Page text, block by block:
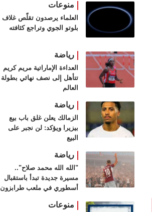
منوعات
العلماء يرصدون تقلّص غلاف
بلوتو الجوي وتراجع كثافته
رياضة
العداءة الإماراتية مريم كريم
تتأهل إلى نصف نهائي بطولة
العالم
رياضة
الزمالك يعلن غلق باب بيع
بيزيرا ويؤكد: لن نجبر على
البيع
رياضة
"الله الله محمد صلاح"..
مسيرة جديدة تبدأ باستقبال
أسطوري في ملعب طرابزون
منوعات